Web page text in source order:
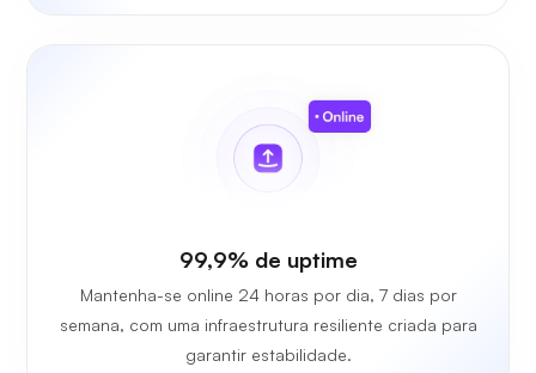
99,9% de uptime
Mantenha-se online 24 horas por dia, 7 dias por
semana, com uma infraestrutura resiliente criada para
garantir estabilidade.